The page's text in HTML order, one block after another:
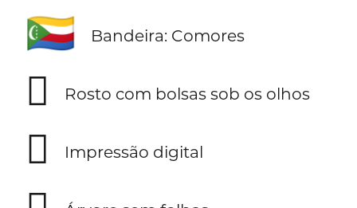
🇰🇲 Bandeira: Comores
🫩 Rosto com bolsas sob os olhos
🫆 Impressão digital